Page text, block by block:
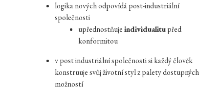
logika nových odpovídá post-industriální
společnosti
upřednostňujeindividualitupřed
konformitou
v post industriální společnosti si každý člověk
konstruuje svůj životní styl z palety dostupných
možností